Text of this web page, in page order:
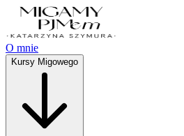
O mnie
Kursy Migowego